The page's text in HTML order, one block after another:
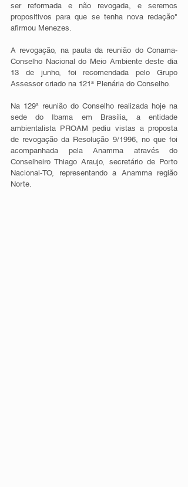
ser reformada e não revogada, e seremos
propositivos para que se tenha nova redação"
afirmou Menezes.
A revogação, na pauta da reunião do Conama-
Conselho Nacional do Meio Ambiente deste dia
13 de junho, foi recomendada pelo Grupo
Assessor criado na 121ª Plenária do Conselho.
Na 129ª reunião do Conselho realizada hoje na
sede do Ibama em Brasília, a entidade
ambientalista PROAM pediu vistas a proposta
de revogação da Resolução 9/1996, no que foi
acompanhada pela Anamma através do
Conselheiro Thiago Araujo, secretário de Porto
Nacional-TO, representando a Anamma região
Norte.